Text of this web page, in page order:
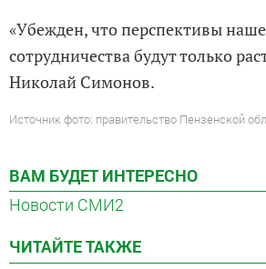
«Убежден, что перспективы
сотрудничества будут только
Николай Симонов.
Источник фото: правительство Пензенской
ВАМ БУДЕТ ИНТЕРЕСНО
Новости СМИ2
ЧИТАЙТЕ ТАКЖЕ